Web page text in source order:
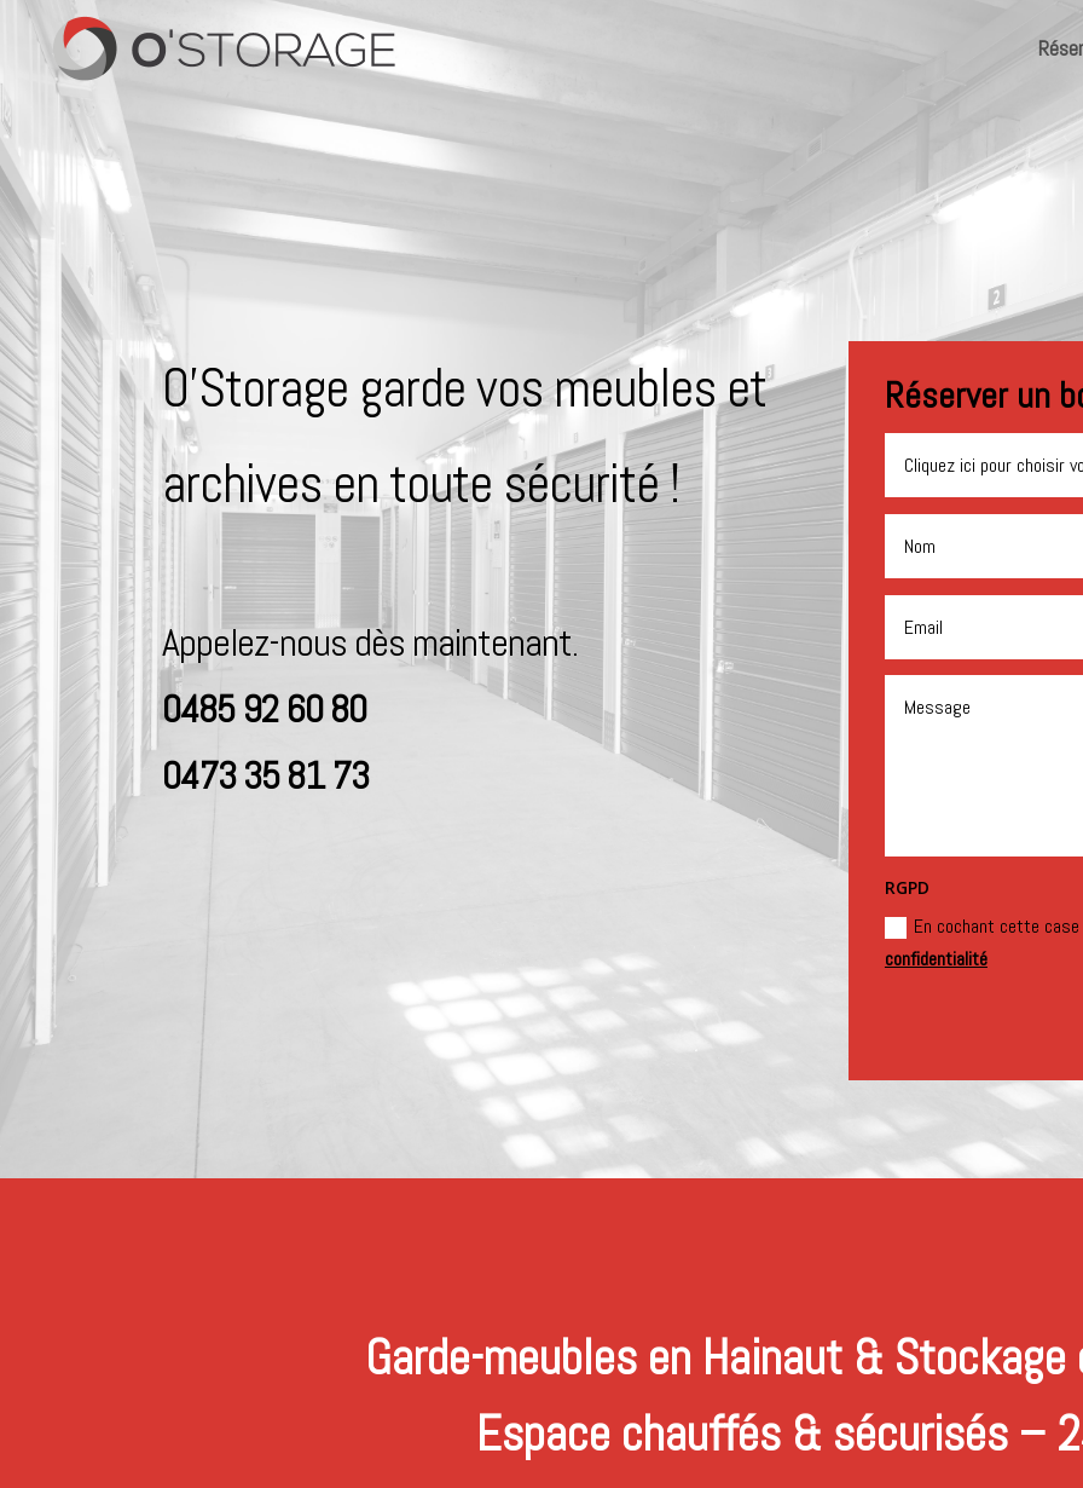
O’Storage garde vos meubles et
archives en toute sécurité !
Appelez-nous dès maintenant.
0485 92 60 80
0473 35 81 73
Réserver un
RGPD
En cochant cette
confidentialité
Garde-meubles en Hainaut & Stockage
Espace chauffés & sécurisés –